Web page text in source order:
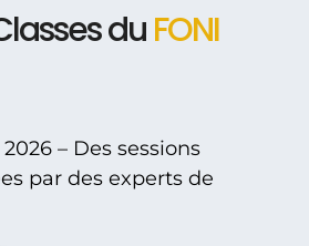
duFONI
– Des sessions
par des experts de